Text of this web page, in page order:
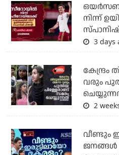
നിന്ന്
3 days
വരും
2
വീണ്ടും
ജനങ്ങൾ